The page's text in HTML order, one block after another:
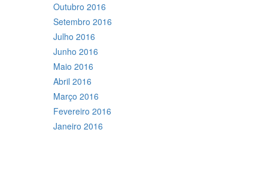
Outubro 2016
Setembro 2016
Julho 2016
Junho 2016
Maio 2016
Abril 2016
Março 2016
Fevereiro 2016
Janeiro 2016